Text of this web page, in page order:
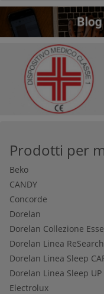
Prodotti per
Beko
CANDY
Concorde
Dorelan
Dorelan Collezione
Dorelan Linea ReSearch
Dorelan Linea Sleep
Dorelan Linea Sleep UP
Electrolux